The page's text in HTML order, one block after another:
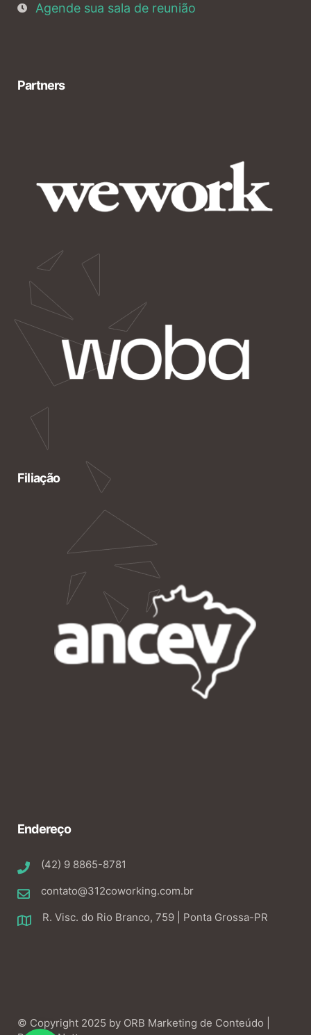
Agende sua sala de reunião
Partners
Filiação
Endereço
(42) 9 8865-8781
contato@312coworking.com.br
R. Visc. do Rio Branco, 759 | Ponta Grossa-PR
© Copyright 2025 by ORB Marketing de Conteúdo |